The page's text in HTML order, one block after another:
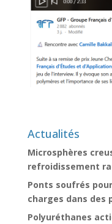
Actualités
Microsphères
refroidissement
Ponts soufrés
charges dans des
Polyuréthanes